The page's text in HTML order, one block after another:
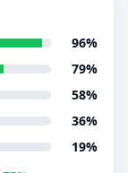
96%
79%
58%
36%
19%